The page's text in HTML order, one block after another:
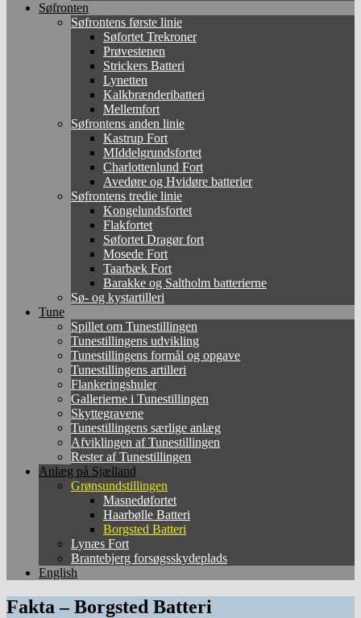
Søfronten
Søfrontens første linie
Søfortet Trekroner
Prøvestenen
Strickers Batteri
Lynetten
Kalkbrænderibatteri
Mellemfort
Søfrontens anden linie
Kastrup Fort
MIddelgrundsfortet
Charlottenlund Fort
Avedøre og Hvidøre batterier
Søfrontens tredie linie
Kongelundsfortet
Flakfortet
Søfortet Dragør fort
Mosede Fort
Taarbæk Fort
Barakke og Saltholm batterierne
Sø- og kystartilleri
Tune
Spillet om Tunestillingen
Tunestillingens udvikling
Tunestillingens formål og opgave
Tunestillingens artilleri
Flankeringshuler
Gallerierne i Tunestillingen
Skyttegravene
Tunestillingens særlige anlæg
Afviklingen af Tunestillingen
Rester af Tunestillingen
Anlæg på Sjælland
Grønsundstillingen
Masnedøfortet
Haarbølle Batteri
Borgsted Batteri
Lynæs Fort
Brantebjerg forsøgsskydeplads
English
Fakta – Borgsted Batteri